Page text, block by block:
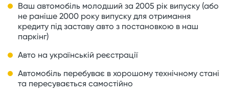
Ваш автомобіль молодший за 2005 рік випуску (або
не раніше 2000 року випуску для отримання
кредиту під заставу авто з постановкою в наш
паркінг)
Авто на українській реєстрації
Автомобіль перебуває в хорошому технічному стані
та пересувається самостійно